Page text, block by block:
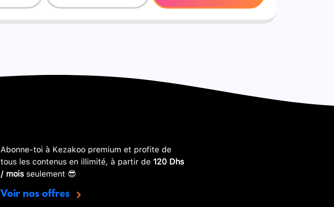
Abonne-toi à Kezakoo premium et profite de
tous les contenus en illimité, à partir de 120 Dhs
/ moisseulement 😎
Voir nos offres